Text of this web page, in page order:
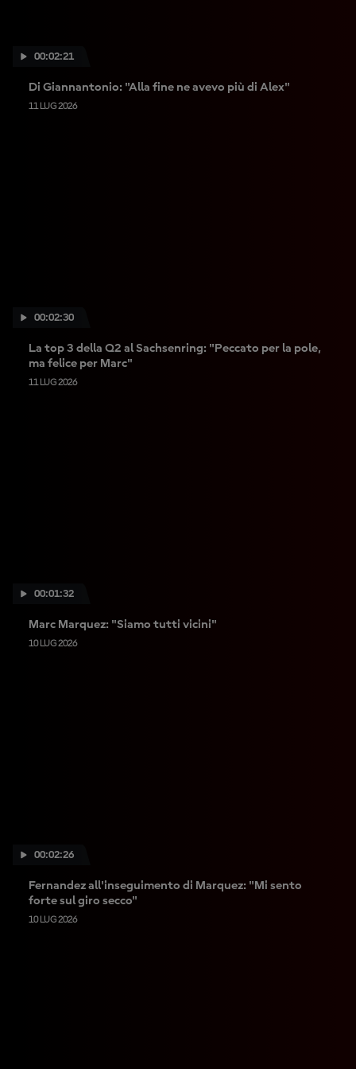
00:02:21
Di Giannantonio: "Alla fine ne avevo più di Alex"
11 LUG 2026
00:02:30
La top 3 della Q2 al Sachsenring: "Peccato per la pole,
ma felice per Marc"
11 LUG 2026
00:01:32
Marc Marquez: "Siamo tutti vicini"
10 LUG 2026
00:02:26
Fernandez all'inseguimento di Marquez: "Mi sento
forte sul giro secco"
10 LUG 2026